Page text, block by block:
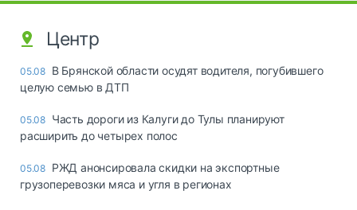
Центр
05.08 В Брянской области осудят водителя, погубившего
целую семью в ДТП
05.08 Часть дороги из Калуги до Тулы планируют
расширить до четырех полос
05.08 РЖД анонсировала скидки на экспортные
грузоперевозки мяса и угля в регионах